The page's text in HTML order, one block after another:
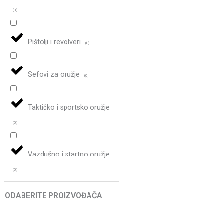
(0)
Pištolji i revolveri (0)
Sefovi za oružje (0)
Taktičko i sportsko oružje
(0)
Vazdušno i startno oružje
(0)
ODABERITE PROIZVOĐAČA